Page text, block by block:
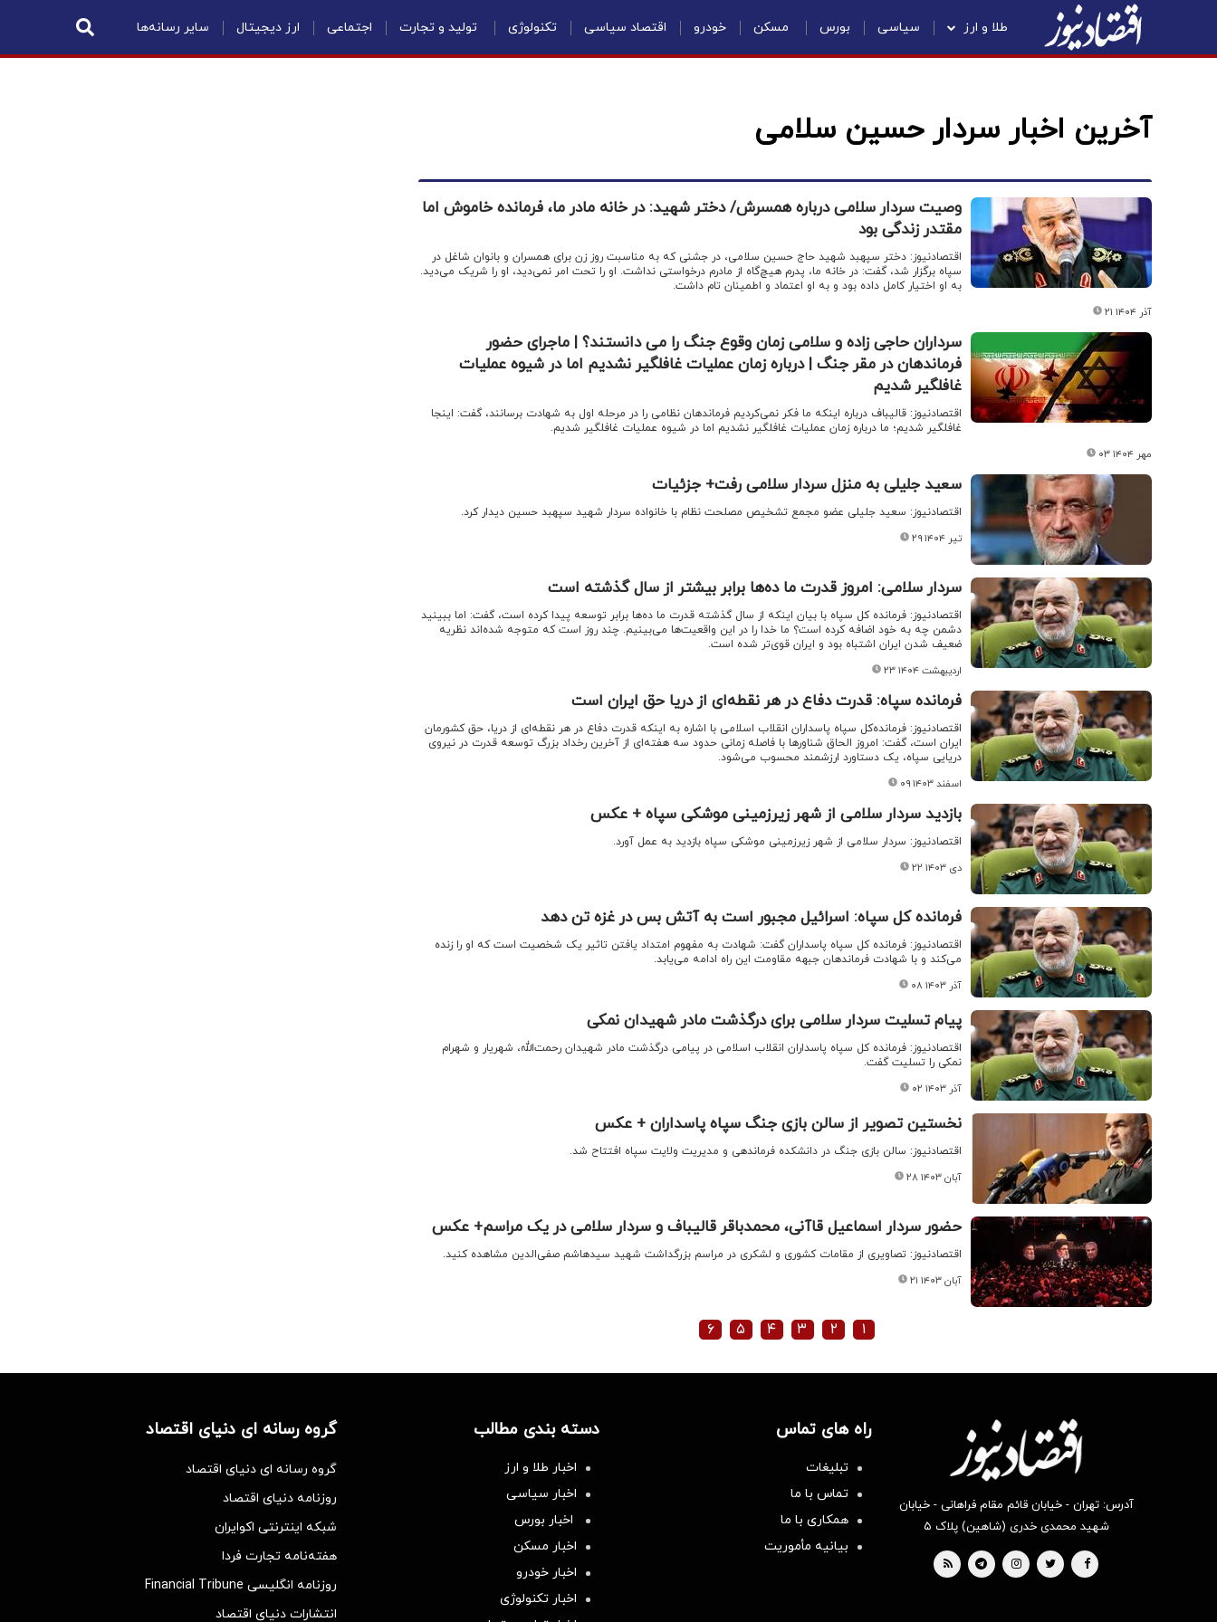
طلا و ارز سیاسی بورس مسکن خودرو اقتصاد سیاسی تکنولوژی تولید و تجارت اجتماعی ارز دیجیتال سایر رسانه‌ها
آخرین اخبار سردار حسین سلامی
وصیت سردار سلامی درباره همسرش/ دختر شهید: در خانه مادر ما، فرمانده خاموش اما
مقتدر زندگی بود
اقتصادنیوز: دختر سپهبد شهید حاج حسین سلامی، در جشنی که به مناسبت روز زن برای همسران و بانوان شاغل در
سپاه برگزار شد، گفت: در خانه ما، پدرم هیچ‌گاه از مادرم درخواستی نداشت. او را تحت امر نمی‌دید، او را شریک می‌دید.
به او اختیار کامل داده بود و به او اعتماد و اطمینان تام داشت.
۲۱ آذر ۱۴۰۴
سرداران حاجی زاده و سلامی زمان وقوع جنگ را می دانستند؟ | ماجرای حضور
فرماندهان در مقر جنگ | درباره زمان عملیات غافلگیر نشدیم اما در شیوه عملیات
غافلگیر شدیم
اقتصادنیوز: قالیباف درباره اینکه ما فکر نمی‌کردیم فرماندهان نظامی را در مرحله اول به شهادت برسانند، گفت: اینجا
غافلگیر شدیم؛ ما درباره زمان عملیات غافلگیر نشدیم اما در شیوه عملیات غافلگیر شدیم.
۰۳ مهر ۱۴۰۴
سعید جلیلی به منزل سردار سلامی رفت+ جزئیات
اقتصادنیوز: سعید جلیلی عضو مجمع تشخیص مصلحت نظام با خانواده سردار شهید سپهبد حسین دیدار کرد.
۲۹ تیر ۱۴۰۴
سردار سلامی: امروز قدرت ما ده‌ها برابر بیشتر از سال گذشته است
اقتصادنیوز: فرمانده کل سپاه با بیان اینکه از سال گذشته‌ قدرت ما ده‌ها برابر توسعه پیدا کرده است، گفت: اما ببینید
دشمن چه به خود اضافه کرده است؟ ما خدا را در این واقعیت‌ها می‌بینیم. چند روز است که متوجه شده‌اند نظریه
ضعیف شدن ایران اشتباه بود و ایران قوی‌تر شده است.
۲۳ اردیبهشت ۱۴۰۴
فرمانده سپاه: قدرت دفاع در هر نقطه‌ای از دریا حق ایران است
اقتصادنیوز: فرمانده‌کل سپاه پاسداران انقلاب اسلامی با اشاره به اینکه قدرت دفاع در هر نقطه‌ای از دریا، حق کشورمان
ایران است، گفت: امروز الحاق شناورها با فاصله زمانی حدود سه هفته‌ای از آخرین رخداد بزرگ توسعه قدرت در نیروی
دریایی سپاه، یک دستاورد ارزشمند محسوب می‌شود.
۰۹ اسفند ۱۴۰۳
بازدید سردار سلامی از شهر زیرزمینی موشکی سپاه + عکس
اقتصادنیوز: سردار سلامی از شهر زیرزمینی موشکی سپاه بازدید به عمل آورد.
۲۲ دی ۱۴۰۳
فرمانده کل سپاه: اسرائیل مجبور است به آتش بس در غزه تن دهد
اقتصادنیوز: فرمانده کل سپاه پاسداران گفت: شهادت به مفهوم امتداد یافتن تاثیر یک شخصیت است که او را زنده
می‌کند و با شهادت فرماندهان جبهه مقاومت این راه ادامه می‌یابد.
۰۸ آذر ۱۴۰۳
پیام تسلیت سردار سلامی برای درگذشت مادر شهیدان نمکی
اقتصادنیوز: فرمانده کل سپاه پاسداران انقلاب اسلامی در پیامی درگذشت مادر شهیدان رحمت‌الله، شهریار و شهرام
نمکی را تسلیت گفت.
۰۲ آذر ۱۴۰۳
نخستین تصویر از سالن بازی جنگ سپاه پاسداران + عکس
اقتصادنیوز: سالن بازی جنگ در دانشکده فرماندهی و مدیریت ولایت سپاه افتتاح شد.
۲۸ آبان ۱۴۰۳
حضور سردار اسماعیل قاآنی، محمدباقر قالیباف و سردار سلامی در یک مراسم+ عکس
اقتصادنیوز: تصاویری از مقامات کشوری و لشکری در مراسم بزرگداشت شهید سیدهاشم صفی‌الدین مشاهده کنید.
۲۱ آبان ۱۴۰۳
۱ ۲ ۳ ۴ ۵ ۶
آدرس: تهران - خیابان قائم مقام فراهانی - خیابان
شهید محمدی خدری (شاهین) پلاک ۵
راه های تماس
تبلیغات
تماس با ما
همکاری با ما
بیانیه مأموریت
دسته بندی مطالب
اخبار طلا و ارز
اخبار سیاسی
اخبار بورس
اخبار مسکن
اخبار خودرو
اخبار تکنولوژی
گروه رسانه ای دنیای اقتصاد
گروه رسانه ای دنیای اقتصاد
روزنامه دنیای اقتصاد
شبکه اینترنتی اکوایران
هفته‌نامه تجارت فردا
روزنامه انگلیسی Financial Tribune
انتشارات دنیای اقتصاد